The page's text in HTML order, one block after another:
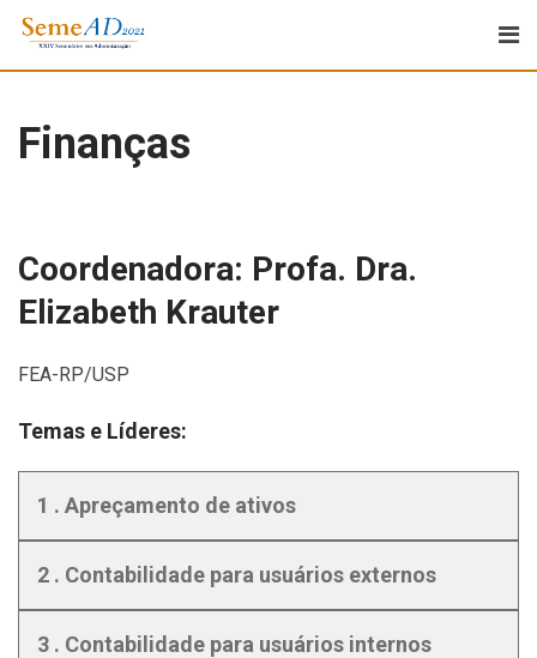
Finanças
Coordenadora: Profa. Dra.
Elizabeth Krauter
FEA-RP/USP
Temas e Líderes:
1 . Apreçamento de ativos
2 . Contabilidade para usuários externos
3 . Contabilidade para usuários internos